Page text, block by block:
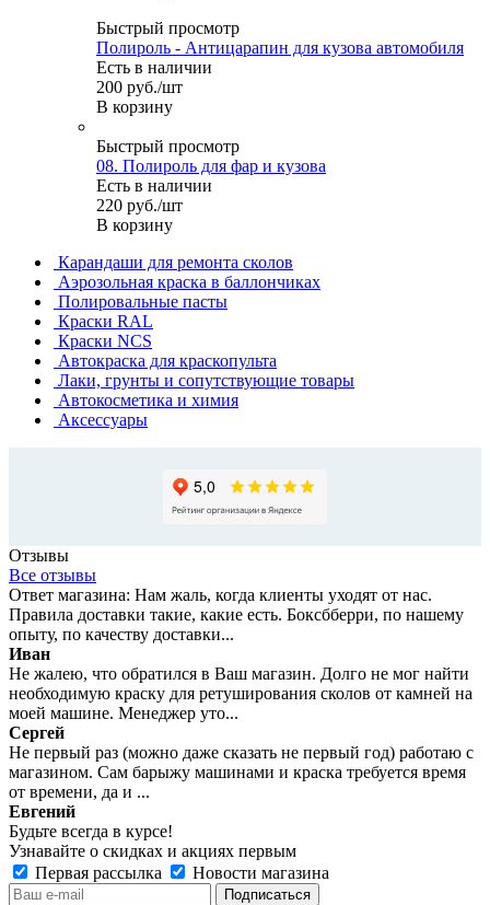
Быстрый просмотр
Полироль - Антицарапин для кузова автомобиля
Есть в наличии
200 руб./шт
В корзину
Быстрый просмотр
08. Полироль для фар и кузова
Есть в наличии
220 руб./шт
В корзину
Карандаши для ремонта сколов
Аэрозольная краска в баллончиках
Полировальные пасты
Краски RAL
Краски NCS
Автокраска для краскопульта
Лаки, грунты и сопутствующие товары
Автокосметика и химия
Аксессуары
Отзывы
Все отзывы
Ответ магазина: Нам жаль, когда клиенты уходят от нас.
Правила доставки такие, какие есть. Боксбберри, по нашему
опыту, по качеству доставки...
Иван
Не жалею, что обратился в Ваш магазин. Долго не мог найти
необходимую краску для ретуширования сколов от камней на
моей машине. Менеджер уто...
Сергей
Не первый раз (можно даже сказать не первый год) работаю с
магазином. Сам барыжу машинами и краска требуется время
от времени, да и ...
Евгений
Будьте всегда в курсе!
Узнавайте о скидках и акциях первым
Первая рассылка
Новости магазина